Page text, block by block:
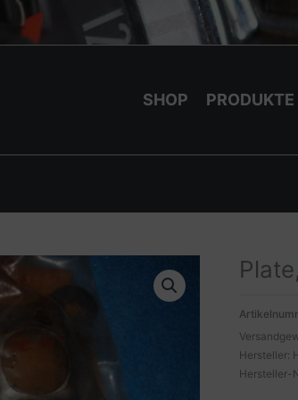
SHOP PRODUKTE
Hersteller:
Hersteller-